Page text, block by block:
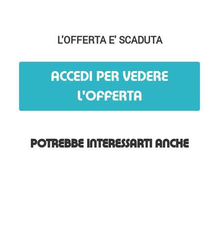
L'OFFERTA E' SCADUTA
ACCEDI PER VEDERE
L'OFFERTA
POTREBBE INTERESSARTI ANCHE